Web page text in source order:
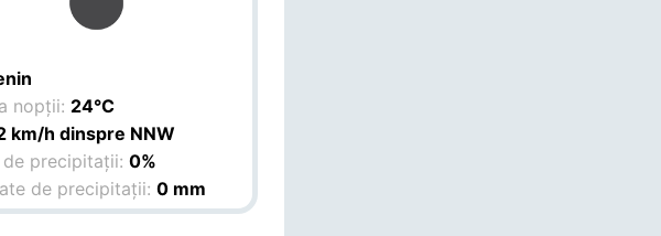
nopții: 24°C
km/h dinspre NNW
de precipitații:0%
de precipitații:0 mm